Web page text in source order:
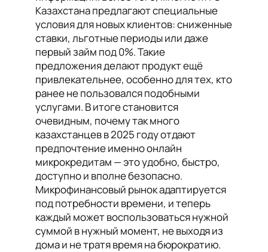
Казахстана предлагают специальные
условия для новых клиентов: сниженные
ставки, льготные периоды или даже
первый займ под 0%. Такие
предложения делают продукт ещё
привлекательнее, особенно для тех, кто
ранее не пользовался подобными
услугами. В итоге становится
очевидным, почему так много
казахстанцев в 2025 году отдают
предпочтение именно онлайн
микрокредитам — это удобно, быстро,
доступно и вполне безопасно.
Микрофинансовый рынок адаптируется
под потребности времени, и теперь
каждый может воспользоваться нужной
суммой в нужный момент, не выходя из
дома и не тратя время на бюрократию.